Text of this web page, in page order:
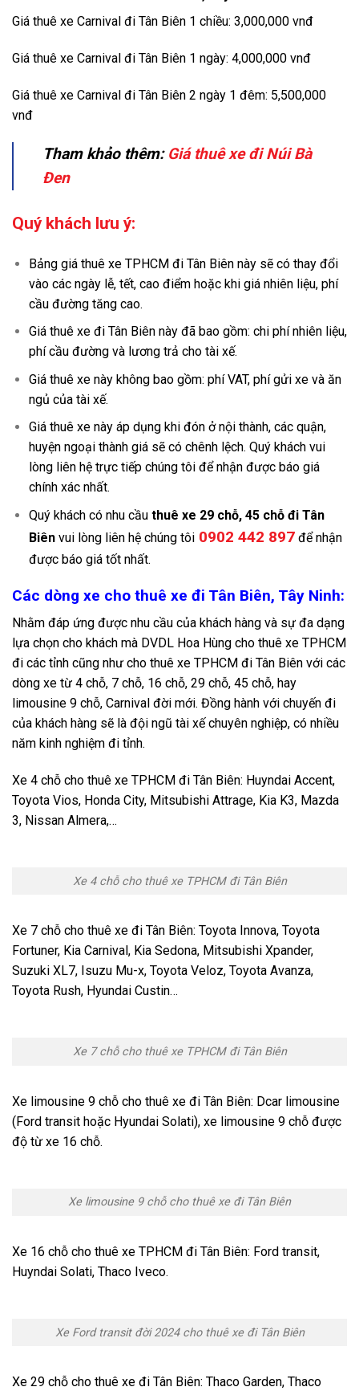
Giá thuê xe Carnival đi Tân Biên 1 chiều: 3,000,000 vnđ
Giá thuê xe Carnival đi Tân Biên 1 ngày: 4,000,000 vnđ
Giá thuê xe Carnival đi Tân Biên 2 ngày 1 đêm: 5,500,000
vnđ
Tham khảo thêm: Giá thuê xe đi Núi Bà
Đen
Quý khách lưu ý:
Bảng giá thuê xe TPHCM đi Tân Biên này sẽ có thay đổi
vào các ngày lễ, tết, cao điểm hoặc khi giá nhiên liệu, phí
cầu đường tăng cao.
Giá thuê xe đi Tân Biên này đã bao gồm: chi phí nhiên liệu,
phí cầu đường và lương trả cho tài xế.
Giá thuê xe này không bao gồm: phí VAT, phí gửi xe và ăn
ngủ của tài xế.
Giá thuê xe này áp dụng khi đón ở nội thành, các quận,
huyện ngoại thành giá sẽ có chênh lệch. Quý khách vui
lòng liên hệ trực tiếp chúng tôi để nhận được báo giá
chính xác nhất.
Quý khách có nhu cầuthuê xe 29 chỗ, 45 chỗ đi Tân
Biênvui lòng liên hệ chúng tôi0902 442 897để nhận
được báo giá tốt nhất.
Các dòng xe cho thuê xe đi Tân Biên, Tây Ninh:
Nhằm đáp ứng được nhu cầu của khách hàng và sự đa dạng
lựa chọn cho khách mà DVDL Hoa Hùng cho thuê xe TPHCM
đi các tỉnh cũng như cho thuê xe TPHCM đi Tân Biên với các
dòng xe từ 4 chỗ, 7 chỗ, 16 chỗ, 29 chỗ, 45 chỗ, hay
limousine 9 chỗ, Carnival đời mới. Đồng hành với chuyến đi
của khách hàng sẽ là đội ngũ tài xế chuyên nghiệp, có nhiều
năm kinh nghiệm đi tỉnh.
Xe 4 chỗ cho thuê xe TPHCM đi Tân Biên: Huyndai Accent,
Toyota Vios, Honda City, Mitsubishi Attrage, Kia K3, Mazda
3, Nissan Almera,…
Xe 4 chỗ cho thuê xe TPHCM đi Tân Biên
Xe 7 chỗ cho thuê xe đi Tân Biên: Toyota Innova, Toyota
Fortuner, Kia Carnival, Kia Sedona, Mitsubishi Xpander,
Suzuki XL7, Isuzu Mu-x, Toyota Veloz, Toyota Avanza,
Toyota Rush, Hyundai Custin…
Xe 7 chỗ cho thuê xe TPHCM đi Tân Biên
Xe limousine 9 chỗ cho thuê xe đi Tân Biên: Dcar limousine
(Ford transit hoặc Hyundai Solati), xe limousine 9 chỗ được
độ từ xe 16 chỗ.
Xe limousine 9 chỗ cho thuê xe đi Tân Biên
Xe 16 chỗ cho thuê xe TPHCM đi Tân Biên: Ford transit,
Huyndai Solati, Thaco Iveco.
Xe Ford transit đời 2024 cho thuê xe đi Tân Biên
Xe 29 chỗ cho thuê xe đi Tân Biên: Thaco Garden, Thaco